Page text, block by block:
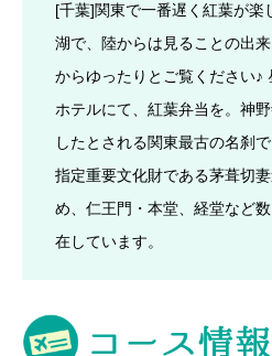
[千葉]関東で一番遅く紅葉が楽
湖で、陸からは見ることの出
からゆったりとご覧ください♪
ホテルにて、紅葉弁当を。神
したとされる関東最古の名刹
指定重要文化財である茅葺切
め、仁王門・本堂、経堂など
在しています。